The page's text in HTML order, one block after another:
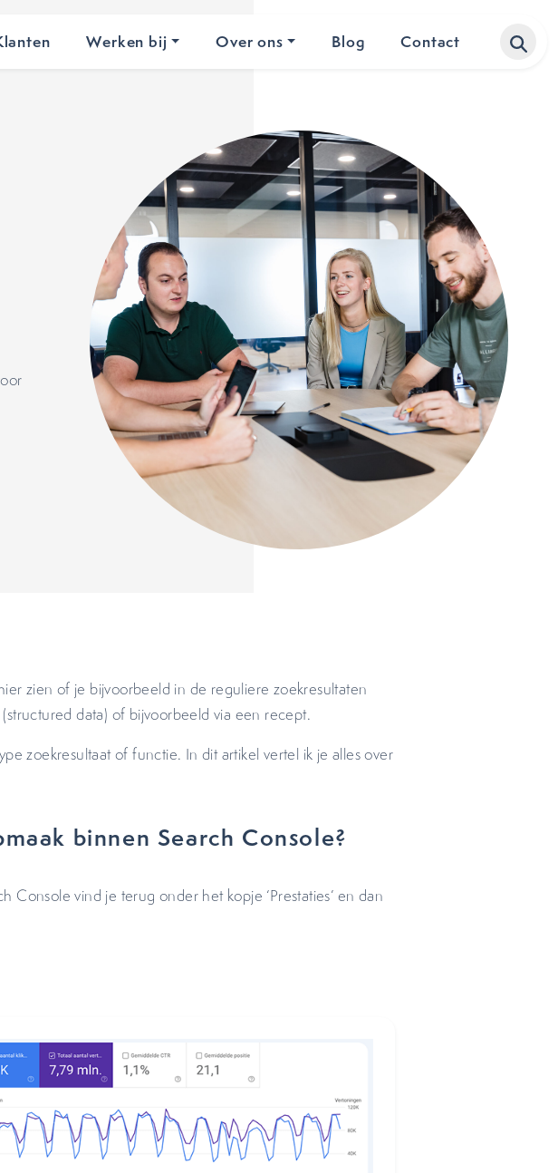
Werken bij Over ons Blog Contact
zien of je bijvoorbeeld in de reguliere zoekresultaten
data) of bijvoorbeeld via een recept.
zoekresultaat of functie. In dit artikel vertel ik je alles over
binnen Search Console?
Console vind je terug onder het kopje ‘Prestaties’ en dan